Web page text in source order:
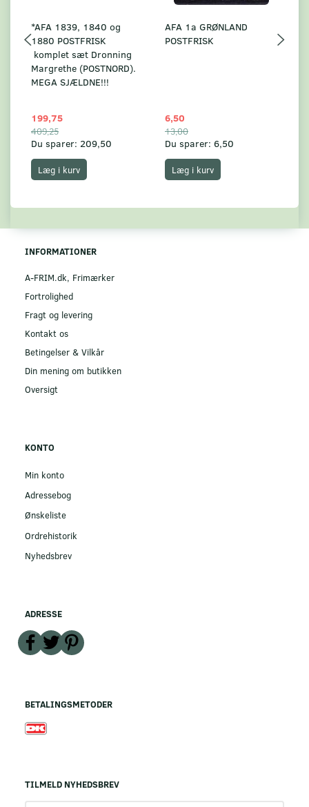
*AFA 1839, 1840 og
1880 POSTFRISK
komplet sæt Dronning
Margrethe (POSTNORD).
MEGA SJÆLDNE!!!
199,75
409,25
Du sparer: 209,50
Læg i kurv
AFA 1a GRØNLAND
POSTFRISK
6,50
13,00
Du sparer: 6,50
Læg i kurv
INFORMATIONER
A-FRIM.dk, Frimærker
Fortrolighed
Fragt og levering
Kontakt os
Betingelser & Vilkår
Din mening om butikken
Oversigt
KONTO
Min konto
Adressebog
Ønskeliste
Ordrehistorik
Nyhedsbrev
ADRESSE
BETALINGSMETODER
TILMELD NYHEDSBREV